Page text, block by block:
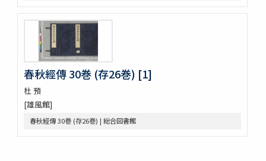
四神地名録 9巻附録1巻
薩摩國風土記
金仙寺殿記録残闕
﨑鎮八絶
隠秘録 5巻
上月記外諸家系図
曾文定公全集 20巻首1巻末1巻
口逰
矢ひらき聞書
蟇目之口决
中車生死草白露
春秋經傳 30巻 (存26巻) [1]
杜 預
[雄風館]
春秋經傳 30巻 (存26巻) | 総合図書館